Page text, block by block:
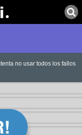
no usar todos los fallos